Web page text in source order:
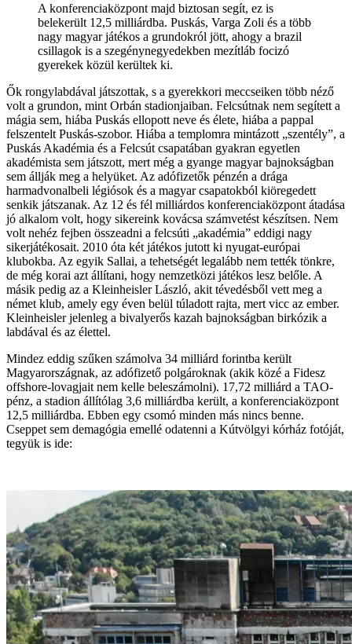
A konferenciaközpont majd biztosan segít, ez is
belekerült 12,5 milliárdba. Puskás, Varga Zoli és a több
nagy magyar játékos a grundokról jött, ahogy a brazil
csillagok is a szegénynegyedekben mezítláb focizó
gyerekek közül kerültek ki.
Ők rongylabdával játszottak, s a gyerekkori meccseiken több néző
volt a grundon, mint Orbán stadionjaiban. Felcsútnak nem segített a
mágia sem, hiába Puskás ellopott neve és élete, hiába a pappal
felszentelt Puskás-szobor. Hiába a templomra mintázott „szentély”, a
Puskás Akadémia és a Felcsút csapatában gyakran egyetlen
akadémista sem játszott, mert még a gyange magyar bajnokságban
sem állják meg a helyüket. Az adófizetők pénzén a drága
harmadvonalbeli légiósok és a magyar csapatokból kiöregedett
senkik játszanak. Az 12 és fél milliárdos konferenciaközpont átadása
jó alkalom volt, hogy sikereink kovácsa számvetést készítsen. Nem
volt nehéz fejben összeadni a felcsúti „akadémia” eddigi nagy
sikerjátékosait. 2010 óta két játékos jutott ki nyugat-európai
klubokba. Az egyik Sallai, a tehetségét legalább nem tették tönkre,
de még korai azt állítani, hogy nemzetközi játékos lesz belőle. A
másik pedig az a Kleinheisler László, akit tévedésből vett meg a
német klub, amely egy éven belül túladott rajta, mert vicc az ember.
Kleinheisler jelenleg a bivalyerős kazah bajnokságban birkózik a
labdával és az élettel.
Mindez eddig szűken számolva 34 milliárd forintba került
Magyarországnak, az adófizető polgároknak (akik közé a Fidesz
offshore-lovagjait nem kelle beleszámolni). 17,72 milliárd a TAO-
pénz, a stadion állítólag 3,6 milliárdba került, a konferenciaközpont
12,5 milliárdba. Ebben egy csomó minden más nincs benne.
Cseppet sem demagógia emellé odatenni a Kútvölgyi kórház fotóját,
tegyük is ide: